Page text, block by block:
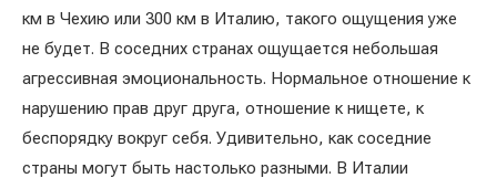
км в Чехию или 300 км в Италию, такого ощущения уже
не будет. В соседних странах ощущается небольшая
агрессивная эмоциональность. Нормальное отношение к
нарушению прав друг друга, отношение к нищете, к
беспорядку вокруг себя. Удивительно, как соседние
страны могут быть настолько разными. В Италии